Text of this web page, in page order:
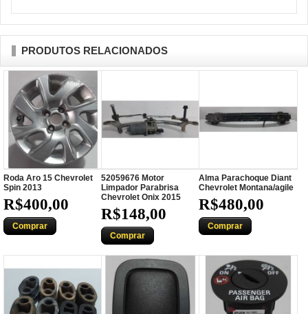
PRODUTOS RELACIONADOS
Roda Aro 15 Chevrolet
Spin 2013
R$400,00
Comprar
52059676 Motor
Limpador Parabrisa
Chevrolet Onix 2015
R$148,00
Comprar
Alma Parachoque Diant
Chevrolet Montana/agile
R$480,00
Comprar